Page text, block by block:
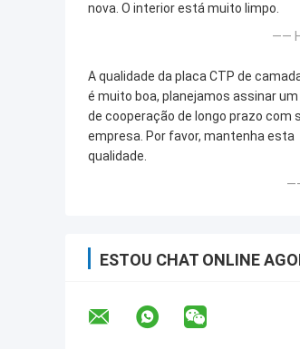
nova. O interior está muito limpo.
——
A qualidade da placa CTP de
é muito boa, planejamos assinar
de cooperação de longo prazo com
empresa. Por favor, mantenha esta
qualidade.
ESTOU CHAT ONLINE